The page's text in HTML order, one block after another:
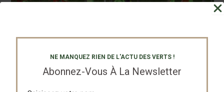
NE MANQUEZ RIEN DE L'ACTU DES VERTS !
Abonnez-Vous À La Newsletter